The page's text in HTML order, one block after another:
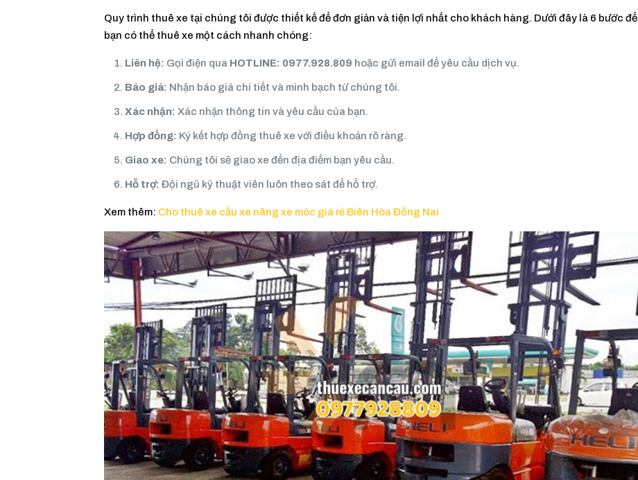
Quy trình thuê xe tại chúng tôi được thiết kế để đơn giản và tiện lợi nhất cho khách hàng. Dưới đây là 6 bước để
bạn có thể thuê xe một cách nhanh chóng:
Liên hệ: Gọi điện qua HOTLINE: 0977.928.809 hoặc gửi email để yêu cầu dịch vụ.
Báo giá: Nhận báo giá chi tiết và minh bạch từ chúng tôi.
Xác nhận: Xác nhận thông tin và yêu cầu của bạn.
Hợp đồng: Ký kết hợp đồng thuê xe với điều khoản rõ ràng.
Giao xe: Chúng tôi sẽ giao xe đến địa điểm bạn yêu cầu.
Hỗ trợ: Đội ngũ kỹ thuật viên luôn theo sát để hỗ trợ.
Xem thêm: Cho thuê xe cẩu xe nâng xe móc giá rẻ Biên Hòa Đồng Nai